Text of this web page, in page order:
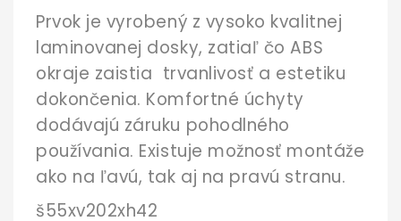
Prvok je vyrobený z vysoko kvalitnej
laminovanej dosky, zatiaľ čo ABS
okraje zaistia trvanlivosť a estetiku
dokončenia. Komfortné úchyty
dodávajú záruku pohodlného
používania. Existuje možnosť montáže
ako na ľavú, tak aj na pravú stranu.
š55xv202xh42